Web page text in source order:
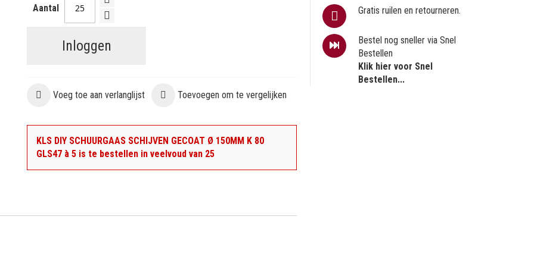
Aantal
Inloggen
Voeg toe aan verlanglijst Toevoegen om te vergelijken
KLS DIY SCHUURGAAS SCHIJVEN GECOAT Ø 150MM K 80
GLS47 à 5 is te bestellen in veelvoud van 25
Gratis ruilen en retourneren.
Bestel nog sneller via Snel
Bestellen
Klik hier voor Snel
Bestellen...